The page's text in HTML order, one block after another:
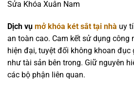
Dịch vụ mở khóa két sắt tại nhà uy
an toàn cao. Cam kết sử dụng công
hiện đại, tuyệt đối không khoan đục
như tài sản bên trong. Giữ nguyên
các bộ phận liên quan.